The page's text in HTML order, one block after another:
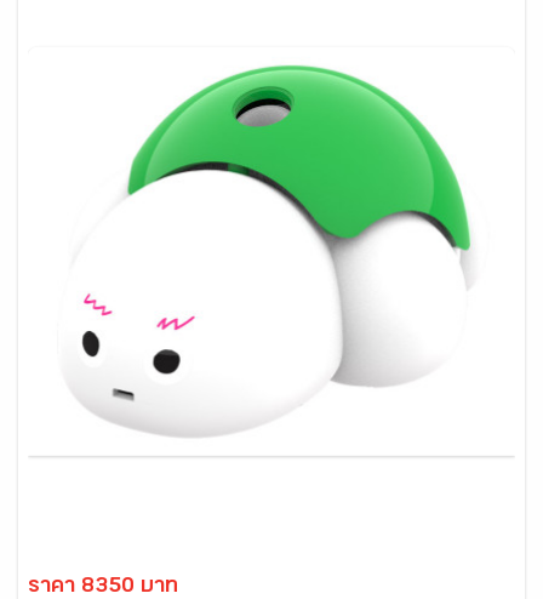
ราคา 8350 บาท